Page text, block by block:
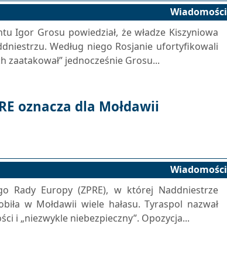
Wiadomości
Igor Grosu powiedział, że władze Kiszyniowa
Według niego Rosjanie ufortyfikowali
zaatakował” jednocześnie Grosu...
oznacza dla Mołdawii
Wiadomości
Rady Europy (ZPRE), w której Naddniestrze
w Mołdawii wiele hałasu. Tyraspol nazwał
i „niezwykle niebezpieczny”. Opozycja...